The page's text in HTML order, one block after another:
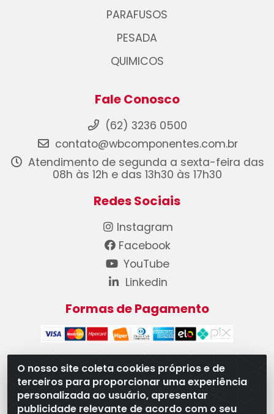
O nosso site coleta cookies próprios e de
terceiros para proporcionar uma experiência
personalizada ao usuário, apresentar
publicidade relevante de acordo com o seu
PARAFUSOS
PESADA
QUIMICOS
Fale Conosco
(62) 3236 0500
contato@wbcomponentes.com.br
Atendimento de segunda a sexta-feira das
08h às 12h e das 13h30 às 17h30
Redes Sociais
Instagram
Facebook
YouTube
Linkedin
Formas de Pagamento
WB Componentes Automotivos LTDA - CNPJ
08.528.393/0001-12 - Rua do Níquel, 667 - Parque
Oeste Industrial, Goiânia/GO - CEP 74375-660